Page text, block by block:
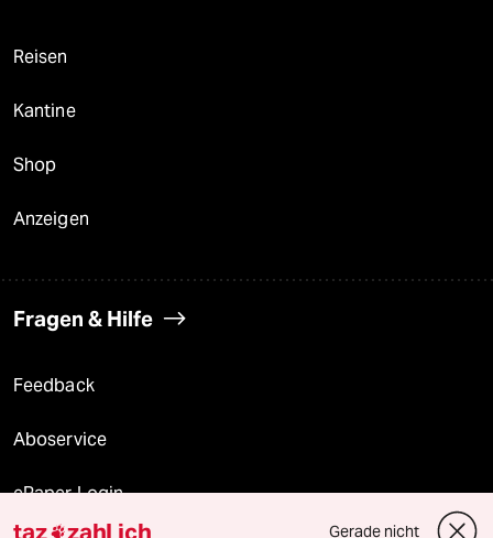
Reisen
Kantine
Shop
Anzeigen
Fragen & Hilfe
Feedback
Aboservice
ePaper Login
taz zahl ich Gerade nicht